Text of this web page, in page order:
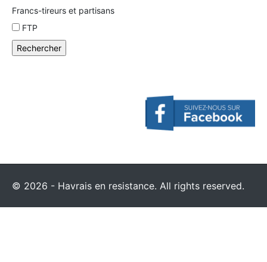
Francs-tireurs et partisans
FTP
© 2026 - Havrais en resistance. All rights reserved.